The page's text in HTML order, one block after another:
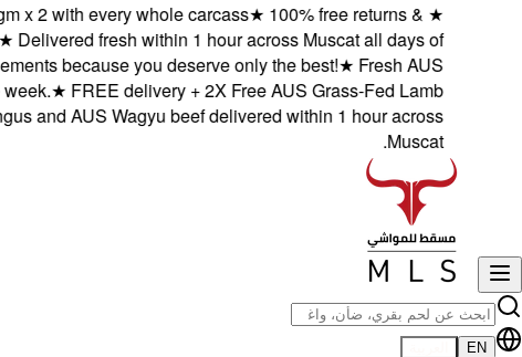
★
2 with every whole carcass★100% free returns &
fresh within 1 hour across Muscat all days of
because you deserve only the best!★Fresh AUS
★FREE delivery + 2X Free AUS Grass-Fed Lamb
and AUS Wagyu beef delivered within 1 hour across
Muscat.
EN